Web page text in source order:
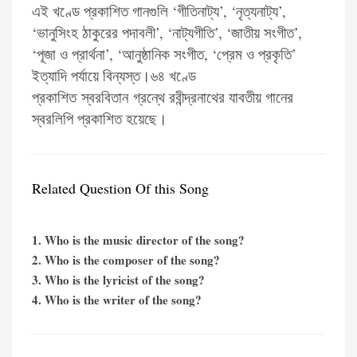
এই খণ্ডে প্রকাশিত গানগুলি ‘গীতিনাট্য’, ‘নৃত্যনাট্য’,
‘ভানুসিংহ ঠাকুরের পদাবলী’, ‘নাট্যগীতি’, ‘জাতীয় সংগীত’,
‘পূজা ও প্রার্থনা’, ‘আনুষ্ঠানিক সংগীত, ‘প্রেম ও প্রকৃতি’
ইত্যাদি পর্যায়ে বিন্যস্ত।৬৪ খণ্ডে
প্রকাশিতস্বরবিতানগ্রন্থে রবীন্দ্রনাথের যাবতীয় গানের
স্বরলিপি প্রকাশিত হয়েছে।
Related Question Of this Song
1. Who is the music director of the song?
2. Who is the composer of the song?
3. Who is the lyricist of the song?
4. Who is the writer of the song?